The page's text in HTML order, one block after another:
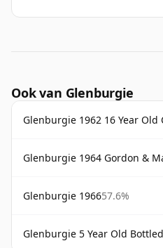
Ook van Glenburgie
Glenburgie 1962 16 Year Old
Glenburgie 1964 Gordon &
Glenburgie 196657.6%
Glenburgie 5 Year Old